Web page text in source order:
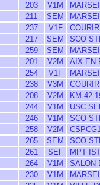
203 V1M
211 SEM
237 V1F
217 SEM
SCO
259 SEM
201 V2M
AIX EN
254 V1F
238 V3M
208 V2M
KM
244 V1M
USC
246 V1M
SCO
258 V2M
265 SEM
SCO
261 SEF
MPT
264 V1M
SALON
230 V1M